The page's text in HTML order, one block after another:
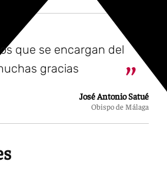
que se encargan del
gracias
José Antonio Satué
Obispo de Málaga